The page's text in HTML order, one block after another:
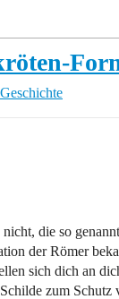
Geschichte
die so
der Römer
sich dich an
zum